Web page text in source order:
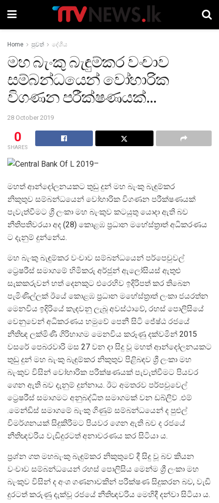
Home පුවත් දේශීය
මහ බැංකු බැඳුම්කර වංචාව
සම්බන්ධයෙන් වෝහාරික
විගණන පරීක්ෂණයක්…
28 October 2019
0
SHARES
–
මහත් ආන්දෝලනයකට තුඩු දුන් මහ බැංකු බැඳුම්කර
නිකුතුව සම්බන්ධයෙන් වෝහාරික විගණන පරීක්ෂණයක්
පැවැත්වීමට ශ්‍රී ලංකා මහ බැංකුව කටයුතු යොදා ඇති බව
නීතිපතිවරයා අද (28) කොළඹ ප්‍රධාන මහේස්ත්‍රාත් අධිකරණය
ට දැනුම් දුන්නේය.
මහ බැංකු බැඳුම්කර වංචාව සම්බන්ධයෙන් පර්පෙචුවල්
ට්‍රෙෂරීස් සමාගමේ හිමිකරු අර්ජුන් ඇලෝසියස් ඇතුළු
සැකකරුවන් හත් දෙනකුට එරෙහිව ඉදිරිපත් කර තිබෙන
පැමිණිල්ලක් ඊයේ කොළඹ ප්‍රධාන මහේස්ත්‍රාත් ලංකා ජයරත්න
මෙනවිය ඉදිරියේ කැඳවනු ලැබූ අවස්ථාවේ, රහස් පොලිසියේ
වෙනුවෙන් අධිකරණය හමුවේ පෙනී සිටි ජේෂ්ඨ රජයේ
නීතිඥ ලක්මිණී ගිරිහාගම මෙනවිය කරූණු දක්වමින් 2015
වසරේ පෙබරවාරි මස 27 වන දා සිදු වූ මහත් ආන්දෝලනයකට
තුඩු දුන් මහ බැංකු බැඳුම්කර නිකුතුව පිළිබඳව ශ්‍රී ලංකා මහ
බැංකුව විසින් වෝහාරික පරීක්ෂණයක් පැවැත්වීමට පියවර
ගෙන ඇති බව දැනුම් දුන්නාය. ඊට අමතරව පර්පචුවෙල්
ට්‍රෙෂරීස් සමාගමට අනුබද්ධිත සමාගමක් වන ඩබ්ලිව් .එම්
.මෙන්ඩිස් සමාගමේ බැංකු ගිණුම් සම්බන්ධයෙන් ද පුළුල්
විමර්ශනයක් සිදුකිරීමට පියවර ගෙන ඇති බව ද රජයේ
නීතිඥවරිය වැඩිදුරටත් අනාවරණය කර සිටියා ය.
ප්‍රශ්න ගත මහබැංකු බැඳුම්කර නිකුතුවේ දී සිදු වූ බව කියන
වංචාව සම්බන්ධයෙන් රහස් පොලිසිය මෙන්ම ශ්‍රී ලංකා මහ
බැංකුව විසින් ද අංශ ගණනාවකින් පරීක්ෂණ සිදුකරන බව, වැඩි
දුරටත් කරුණු දැක්වූ රජයේ නීතිඥවරිය මෙහිදී දන්වා සිටියා ය.